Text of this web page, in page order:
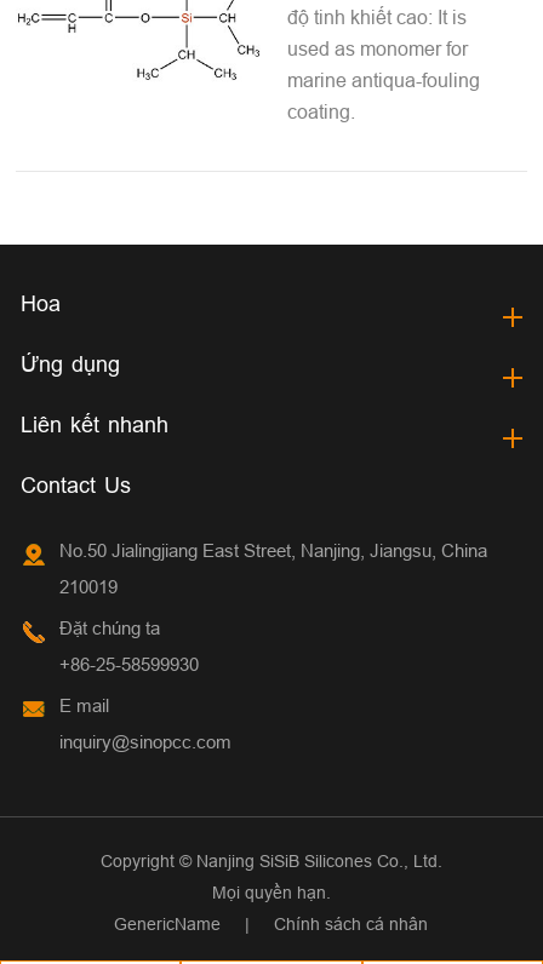
độ tinh khiết cao: It is
used as monomer for
marine antiqua-fouling
coating.
Hoa
Ứng dụng
Liên kết nhanh
Contact Us
No.50 Jialingjiang East Street, Nanjing, Jiangsu, China
210019
Đặt chúng ta
+86-25-58599930
E mail
inquiry@sinopcc.com
Copyright © Nanjing SiSiB Silicones Co., Ltd.
Mọi quyền hạn.
GenericName
| Chính sách cá nhân